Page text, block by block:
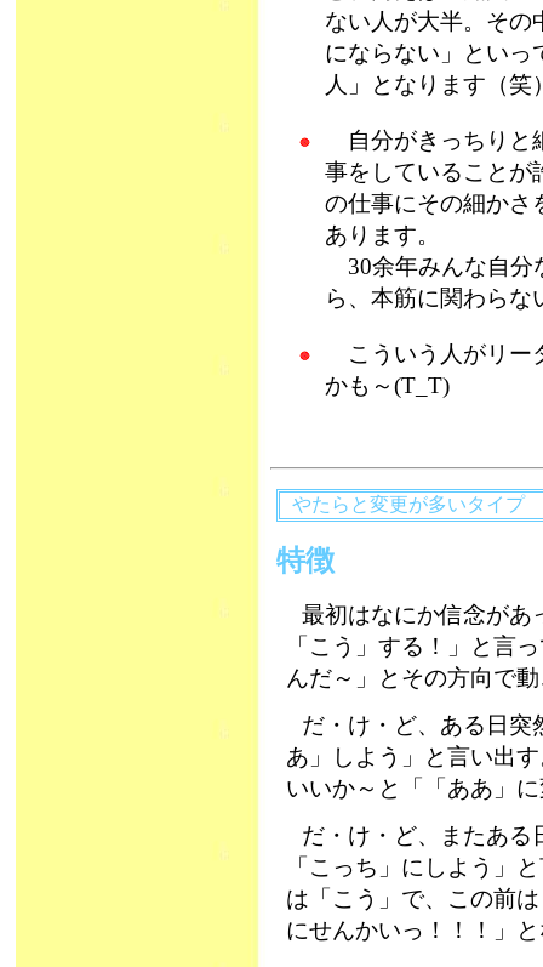
ない人が大半。その
にならない」とい
人」となります（笑
自分がきっちりと
事をしていることが
の仕事にその細かさ
あります。
30余年みんな自分
ら、本筋に関わら
こういう人がリー
かも～(T_T)
やたらと変更が多いタイプ
特徴
最初はなにか信念があ
「こう」する！」と言
んだ～」とその方向で
だ・け・ど、ある日突
あ」しよう」と言い出
いいか～と「「ああ」
だ・け・ど、またある
「こっち」にしよう」
は「こう」で、この前
にせんかいっ！！！